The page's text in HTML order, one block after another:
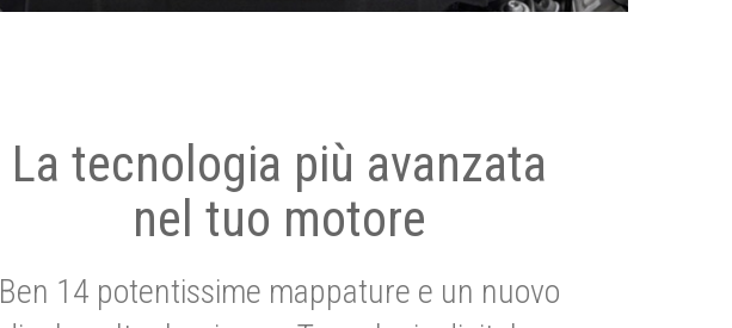
La tecnologia più avanzata
nel tuo motore
Ben 14 potentissime mappature e un nuovo